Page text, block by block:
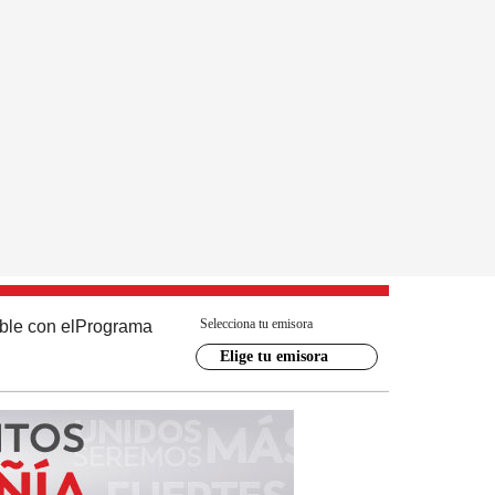
con el Programa Selecciona tu emisora
Elige tu emisora